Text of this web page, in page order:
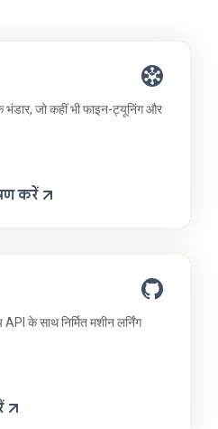
भंडार, जो कहीं भी फाइन-ट्यूनिंग और
करें
के साथ निर्मित मशीन लर्निंग